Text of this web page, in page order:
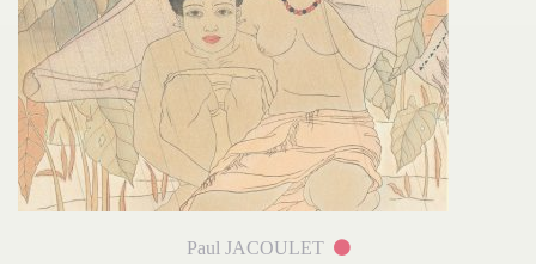
Paul JACOULET